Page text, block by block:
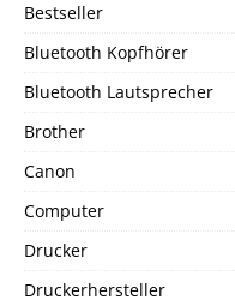
Bestseller
Bluetooth Kopfhörer
Bluetooth Lautsprecher
Brother
Canon
Computer
Drucker
Druckerhersteller